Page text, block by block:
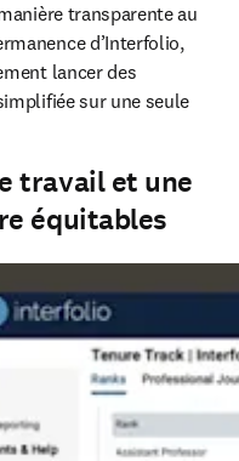
transparente au
d’Interfolio,
lancer des
sur une seule
travail et une
équitables